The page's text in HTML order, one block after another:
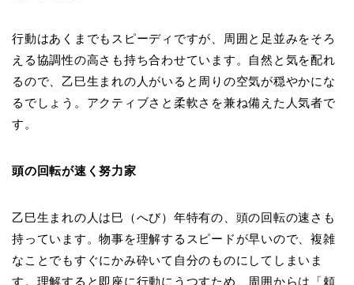
行動はあくまでもスピーディですが、周囲と足並みをそろ
える協調性の高さも持ち合わせています。自然と気を配れ
るので、乙巳生まれの人がいると周りの空気が穏やかにな
るでしょう。アクティブさと柔軟さを兼ね備えた人気者で
す。
頭の回転が速く努力家
乙巳生まれの人は巳（へび）年特有の、頭の回転の速さも
持っています。物事を理解するスピードが早いので、複雑
なことでもすぐにかみ砕いて自分のものにしてしまいま
す。理解すると即座に行動にうつすため、周囲からは「頼